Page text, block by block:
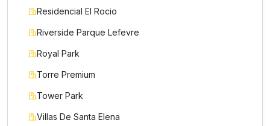
Residencial El Rocio
Riverside Parque Lefevre
Royal Park
Torre Premium
Tower Park
Villas De Santa Elena